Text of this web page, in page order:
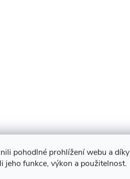
pohodlné prohlížení webu a díky
jeho funkce, výkon a použitelnost.